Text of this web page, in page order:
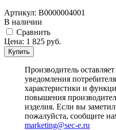
Артикул: В0000004001
В наличии
Cравнить
Цена: 1 825 руб.
Купить
Производитель
уведомления
характеристики и
повышения
изделия. Если вы
пожалуйста, сообщите
marketing@sec-e.ru